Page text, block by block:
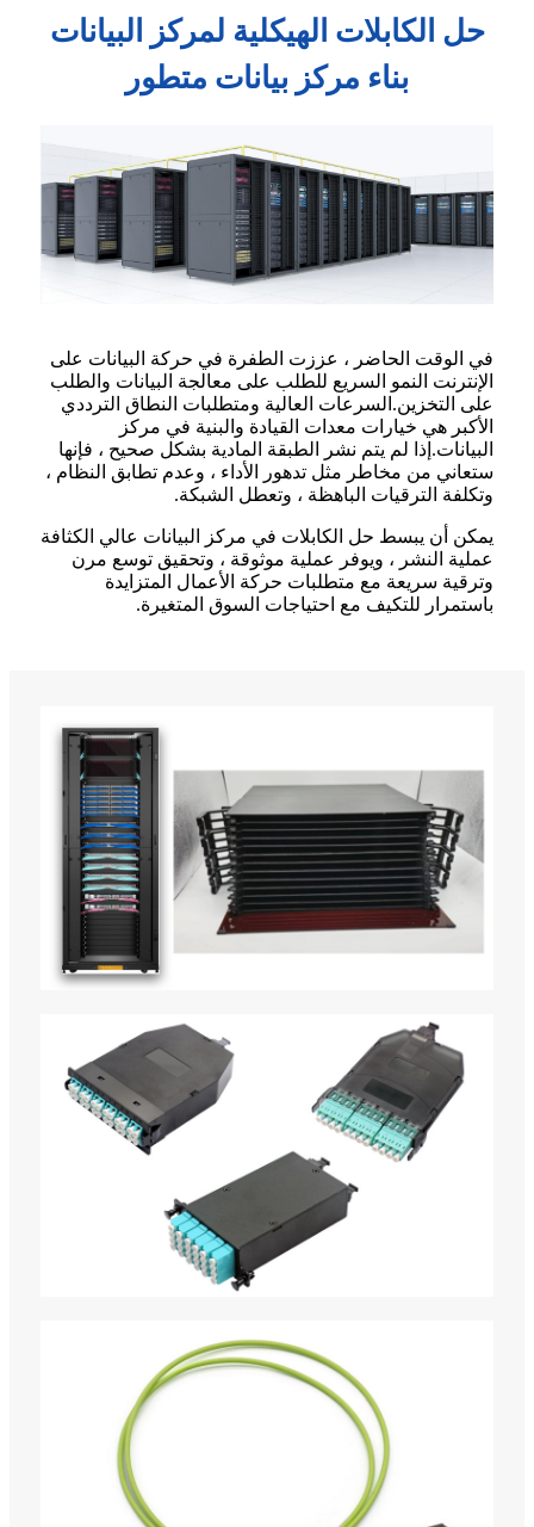
حل الكابلات الهيكلية لمركز البيانات
بناء مركز بيانات متطور
في الوقت الحاضر ، عززت الطفرة في حركة البيانات على
الإنترنت النمو السريع للطلب على معالجة البيانات والطلب
على التخزين.السرعات العالية ومتطلبات النطاق الترددي
الأكبر هي خيارات معدات القيادة والبنية في مركز
البيانات.إذا لم يتم نشر الطبقة المادية بشكل صحيح ، فإنها
ستعاني من مخاطر مثل تدهور الأداء ، وعدم تطابق النظام ،
وتكلفة الترقيات الباهظة ، وتعطل الشبكة.
يمكن أن يبسط حل الكابلات في مركز البيانات عالي الكثافة
عملية النشر ، ويوفر عملية موثوقة ، وتحقيق توسع مرن
وترقية سريعة مع متطلبات حركة الأعمال المتزايدة
باستمرار للتكيف مع احتياجات السوق المتغيرة.